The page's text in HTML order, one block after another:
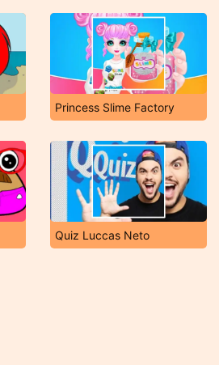
Princess Slime Factory
Quiz Luccas Neto